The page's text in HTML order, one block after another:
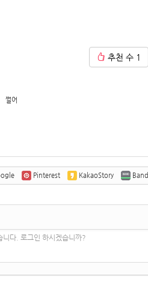
추천 수 1
쩔어
Pinterest KakaoStory Band
니다. 로그인 하시겠습니까?